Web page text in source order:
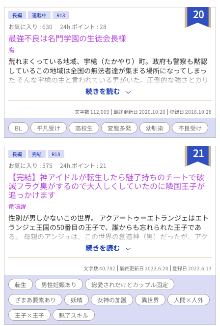
語になる予定です。。閲覧ご注意ください。
20
長編 連載中 R18
お気に入り : 630 24h.ポイント : 28
最強不良は名門学園の生徒会長様
腐
荒れまくっている地域、宇槍（たかやり）町。政府も警察も黙認
しているこの地域は全国の無法者達が集まる場所になってしまっ
た そんな宇槍の主と言われている男がいた。圧倒的な強さとカリ
スマ性を持った男、降谷雪兎 どんな無法者でも魅了してしまう雪
兎はある種の問題児が揃う学園へと入学することに！？ 「だっ
て、一応１６だし？」 「兄貴！！行かないでくれ！！」 「無理だ
な」 さてさて、どうなることやら
続きを読む
文字数 112,009 最終更新日 2020.10.20 登録日 2018.10.28
BL 平凡受け 高校生 変態多発 幼馴染 不良受け
21
長編 完結 R18
お気に入り : 575 24h.ポイント : 21
【完結】神アイドルが転生したら魅了持ちのチートで破
滅フラグ臭がするので大人しくしていたのに隣国王子が
追っかけます
竜鳴躍
性別が男しかないこの世界。 アクア＝トゥ＝エトランジェはエト
ランジェ王国の50番目の王子で、誰からも忘れられた王子であ
る。 母親のアンジュは、この世界の創造神（男）だったが、アク
アをこの世界へ転生させる際に、自ら産み落としたいからと顕現
して国王を誑かし、出産するととっとと天界へ還ってしまった。
神の愛し子であるアクアは前世のスキルを基礎とするチートを授
かって、絶世の美貌で爆誕してしまったのである。 前世のアクア
は、不慮の事故で22歳でこの世を去ってしまった、世界中で人気
の大スターだった。 水瀬霧。歌手としても、俳優としても世界を
席巻したカリスマが、この世界ではえらいチートになってしま
う。 カリスマＳの魅了スキル持ちってなんだぁ！！ほかにもいろ
いろ盛り盛りなのだが！？ 末王子でこんなスキル、クーデターで
続きを読む
文字数 40,782 最終更新日 2022.6.20 登録日 2022.6.13
転生 男性妊娠あり
総愛されだけどカップル固定
ざまあ要素あり
妖精 女神の加護 異世界
人間×人外
王子×王子
魅了スキル